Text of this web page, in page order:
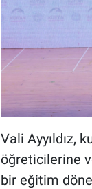
Vali Ayyıldız,
öğreticilerine
bir eğitim